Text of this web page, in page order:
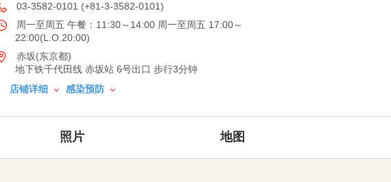
03-3582-0101 (+81-3-3582-0101)
周一至周五 午餐：11:30～14:00 周一至周五 17:00～
22:00(L.O.20:00)
赤坂(东京都)
地下铁千代田线 赤坂站 6号出口 步行3分钟
店铺详细
感染预防
照片 地图